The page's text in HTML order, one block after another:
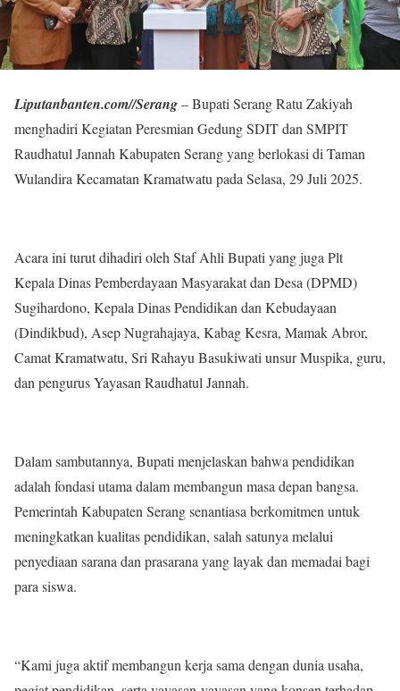
Liputanbanten.com//Serang– Bupati Serang Ratu Zakiyah
menghadiri Kegiatan Peresmian Gedung SDIT dan SMPIT
Raudhatul Jannah Kabupaten Serang yang berlokasi di Taman
Wulandira Kecamatan Kramatwatu pada Selasa, 29 Juli 2025.
Acara ini turut dihadiri oleh Staf Ahli Bupati yang juga Plt
Kepala Dinas Pemberdayaan Masyarakat dan Desa (DPMD)
Sugihardono, Kepala Dinas Pendidikan dan Kebudayaan
(Dindikbud), Asep Nugrahajaya, Kabag Kesra, Mamak Abror,
Camat Kramatwatu, Sri Rahayu Basukiwati unsur Muspika, guru,
dan pengurus Yayasan Raudhatul Jannah.
Dalam sambutannya, Bupati menjelaskan bahwa pendidikan
adalah fondasi utama dalam membangun masa depan bangsa.
Pemerintah Kabupaten Serang senantiasa berkomitmen untuk
meningkatkan kualitas pendidikan, salah satunya melalui
penyediaan sarana dan prasarana yang layak dan memadai bagi
para siswa.
“Kami juga aktif membangun kerja sama dengan dunia usaha,